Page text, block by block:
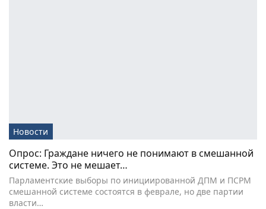
Новости
Опрос: Граждане ничего не понимают в смешанной
системе. Это не мешает…
Парламентские выборы по инициированной ДПМ и ПСРМ
смешанной системе состоятся в феврале, но две партии
власти…